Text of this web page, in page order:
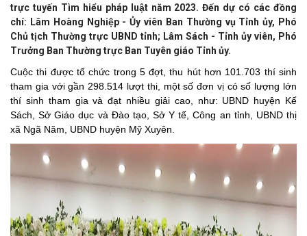
trực tuyến Tìm hiểu pháp luật năm 2023. Đến dự có các đồng
chí: Lâm Hoàng Nghiệp - Ủy viên Ban Thường vụ Tỉnh ủy, Phó
Chủ tịch Thường trực UBND tỉnh; Lâm Sách - Tỉnh ủy viên, Phó
Trưởng Ban Thường trực Ban Tuyên giáo Tỉnh ủy.
Cuộc thi được tổ chức trong 5 đợt, thu hút hơn 101.703 thí sinh
tham gia với gần 298.514 lượt thi, một số đơn vị có số lượng lớn
thí sinh tham gia và đạt nhiều giải cao, như: UBND huyện Kế
Sách, Sở Giáo dục và Đào tạo, Sở Y tế, Công an tỉnh, UBND thị
xã Ngã Năm, UBND huyện Mỹ Xuyên.